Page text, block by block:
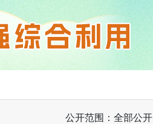
公开范围：全部公开